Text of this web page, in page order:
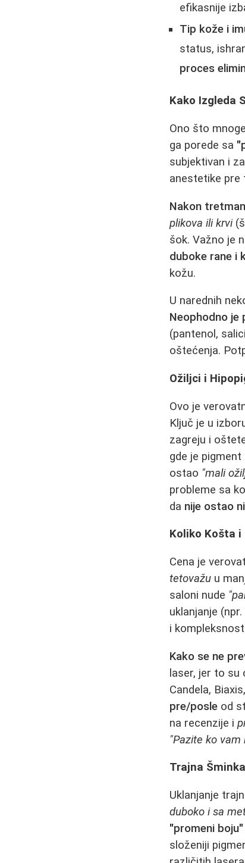
efikasnije
Tip kože i
status,
proces
Kako Izgleda
Ono što
ga porede sa
subjektivan i
anestetike pre
Nakon
plikova ili krvi
šok. Važno je
duboke rane i
kožu.
U narednih
Neophodno
(pantenol,
oštećenja.
Ožiljci i
Ovo je
Ključ je u
zagreju i
gde je
ostao "mali
probleme sa
da nije ostao
Koliko Košta i
Cena je
tetovažu u
saloni nude
uklanjanje
i
Kako se ne
laser, jer to su
Candela,
pre/posle od
na recenzije i
"Pazite ko
Trajna
Uklanjanje
duboko i sa
"promeni boju"
složeniji